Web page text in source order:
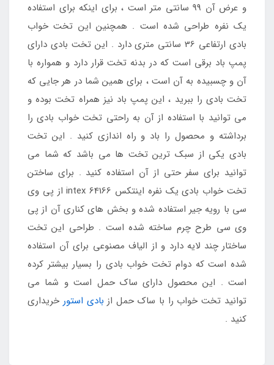
و عرض آن 99 سانتی متر است ، برای اینکه برای استفاده
یک نفره طراحی شده است . همچنین این تخت خواب
بادی ارتفاعی 36 سانتی متری دارد . این تخت بادی دارای
پمپ باد برقی است که در بدنه تخت قرار دارد و همواره با
آن و چسبیده به آن است ، برای همین شما در هر جایی که
تخت بادی را ببرید ، این پمپ باد نیز همراه تخت بوده و
می توانید با استفاده از آن به راحتی تخت خواب بادی را
برداشته و محصول را باد و راه اندازی کنید . این تخت
بادی یکی از سبک ترین تخت ها می باشد که شما می
توانید برای سفر حتی از آن استفاده کنید . برای ساختن
تخت خواب بادی یک نفره اینتکس intex 64166 از پی وی
سی با رویه جیر استفاده شده و بخش های کناری آن از پی
وی سی طرح چرم ساخته شده است . طراحی این تخت
ساختار چند لایه دارد و از الیاف مصنوعی برای آن استفاده
شده است که دوام تخت خواب بادی را بسیار بیشتر کرده
است . این محصول دارای ساک حمل است و شما می
توانید تخت خواب را با ساک حمل از بادی استور خریداری
کنید .